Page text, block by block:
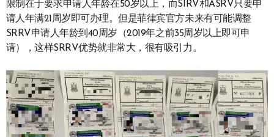
限制在于要求申请人年龄在50岁以上，而SIRV和ASRV只要申
请人年满21周岁即可办理。但是菲律宾官方未来有可能调整
SRRV申请人年龄到40周岁（2019年之前35周岁以上即可申
请），这样SRRV优势就非常大，很有吸引力。